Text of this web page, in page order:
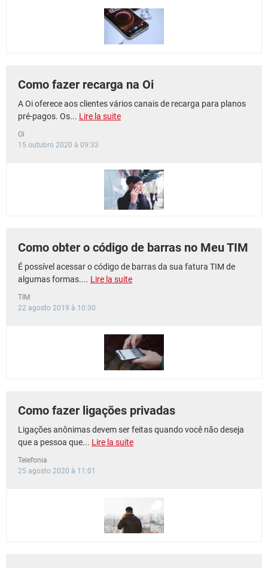
Como fazer recarga na Oi
A Oi oferece aos clientes vários canais de recarga para planos
pré-pagos. Os... Lire la suite
Oi
15 outubro 2020 à 09:33
Como obter o código de barras no Meu TIM
É possível acessar o código de barras da sua fatura TIM de
algumas formas.... Lire la suite
TIM
22 agosto 2019 à 10:30
Como fazer ligações privadas
Ligações anônimas devem ser feitas quando você não deseja
que a pessoa que... Lire la suite
Telefonia
25 agosto 2020 à 11:01